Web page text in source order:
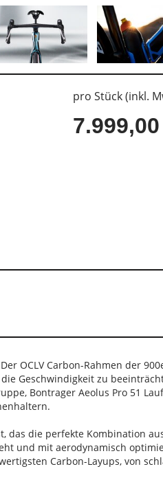
pro Stück (inkl.
OCLV Carbon-Rahmen der
Geschwindigkeit zu
Bontrager Aeolus Pro 51
die perfekte Kombination
und mit aerodynamisch
Carbon-Layups, von